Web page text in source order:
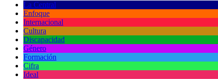
La Central
Enfoque
Internacional
Cultura
Discapacidad
Género
Formación
Cifra
Ideal